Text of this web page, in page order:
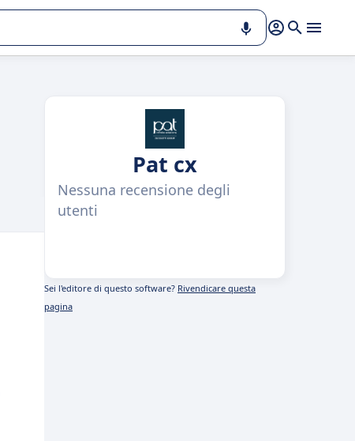
Pat cx
Nessuna recensione degli
utenti
Sei l'editore di questo software? Rivendicare questa
pagina